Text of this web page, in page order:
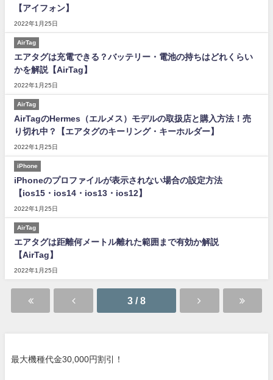
【アイフォン】
2022年1月25日
AirTag
エアタグは充電できる？バッテリー・電池の持ちはどれくらい
かを解説【AirTag】
2022年1月25日
AirTag
AirTagのHermes（エルメス）モデルの取扱店と購入方法！売
り切れ中？【エアタグのキーリング・キーホルダー】
2022年1月25日
iPhone
iPhoneのプロファイルが表示されない場合の設定方法
【ios15・ios14・ios13・ios12】
2022年1月25日
AirTag
エアタグは距離何メートル離れた範囲まで有効か解説
【AirTag】
2022年1月25日
3 / 8
最大機種代金30,000円割引！